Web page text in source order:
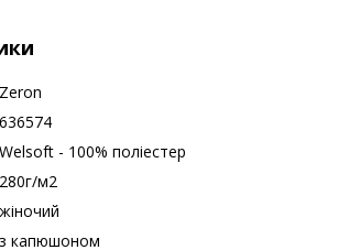
Zeron
636574
Welsoft - 100% поліестер
280г/м2
жіночий
з капюшоном